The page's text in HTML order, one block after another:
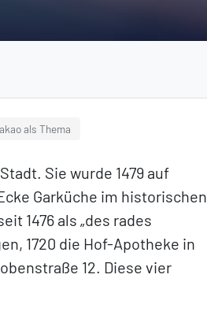
als Thema
Sie wurde 1479 auf
Garküche im historischen
1476 als „des rades
1720 die Hof-Apotheke in
12. Diese vier